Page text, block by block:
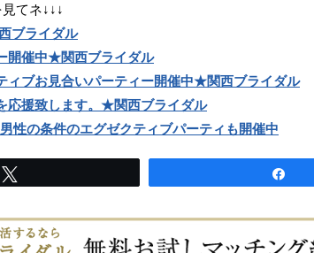
てネ↓↓↓
ブライダル
開催中★関西ブライダル
ィブお見合いパーティー開催中★関西ブライダル
応援致します。★関西ブライダル
性の条件のエグゼクティブパーティも開催中